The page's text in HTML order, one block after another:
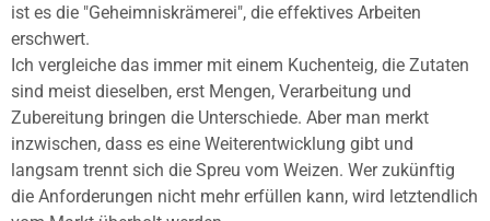
ist es die "Geheimniskrämerei", die effektives Arbeiten
erschwert.
Ich vergleiche das immer mit einem Kuchenteig, die Zutaten
sind meist dieselben, erst Mengen, Verarbeitung und
Zubereitung bringen die Unterschiede. Aber man merkt
inzwischen, dass es eine Weiterentwicklung gibt und
langsam trennt sich die Spreu vom Weizen. Wer zukünftig
die Anforderungen nicht mehr erfüllen kann, wird letztendlich